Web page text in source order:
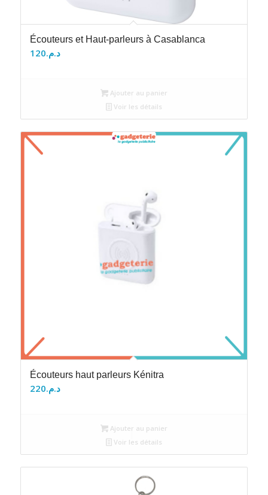
Écouteurs et Haut-parleurs à Casablanca
د.م.120
Ajouter au panier
Voir les détails
Écouteurs haut parleurs Kénitra
د.م.220
Ajouter au panier
Voir les détails